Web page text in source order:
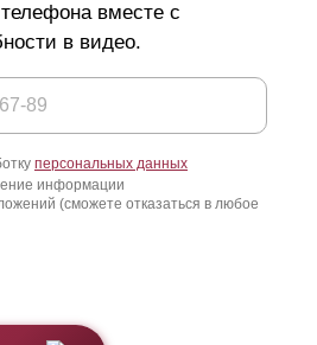
вместе с
в видео.
персональных данных
информации
(сможете отказаться в любое